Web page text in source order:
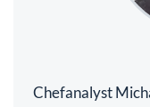
Chefanalyst